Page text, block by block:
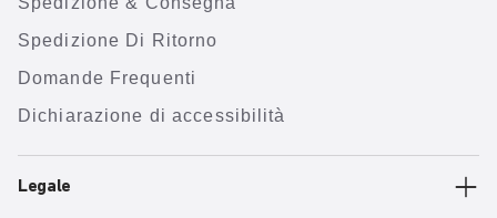
Spedizione Di Ritorno
Domande Frequenti
Dichiarazione di accessibilità
Legale